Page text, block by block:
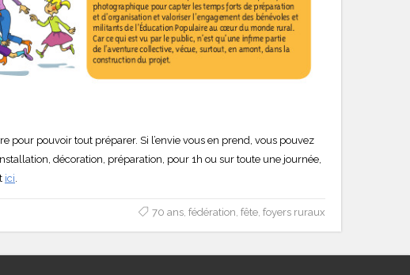
pouvoir tout préparer. Si l’envie vous en prend, vous pouvez
décoration, préparation, pour 1h ou sur toute une journée,
ici.
70 ans, fédération, fête, foyers ruraux